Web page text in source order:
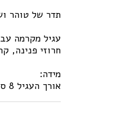
תדר של טוהר
עגיל מקרמה
חרוזי פנינה,
מידה:
אורך העגיל 8 ס"מ